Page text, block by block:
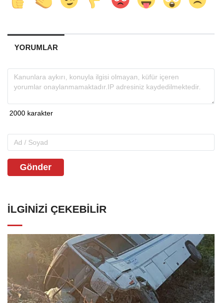
YORUMLAR
Gönder
İLGINIZI ÇEKEBILIR